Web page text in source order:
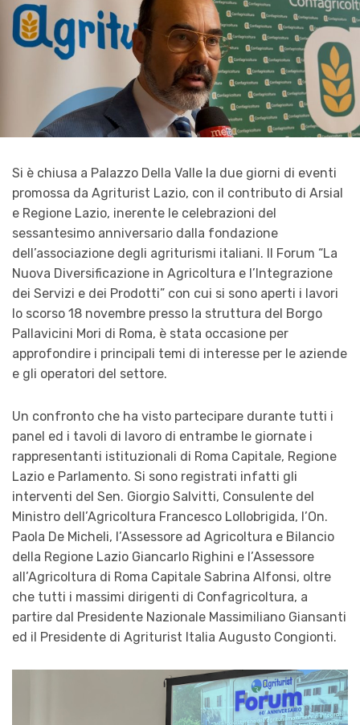
Si è chiusa a Palazzo Della Valle la due giorni di eventi
promossa da Agriturist Lazio, con il contributo di Arsial
e Regione Lazio, inerente le celebrazioni del
sessantesimo anniversario dalla fondazione
dell’associazione degli agriturismi italiani. Il Forum “La
Nuova Diversificazione in Agricoltura e l’Integrazione
dei Servizi e dei Prodotti” con cui si sono aperti i lavori
lo scorso 18 novembre presso la struttura del Borgo
Pallavicini Mori di Roma, è stata occasione per
approfondire i principali temi di interesse per le aziende
e gli operatori del settore.
Un confronto che ha visto partecipare durante tutti i
panel ed i tavoli di lavoro di entrambe le giornate i
rappresentanti istituzionali di Roma Capitale, Regione
Lazio e Parlamento. Si sono registrati infatti gli
interventi del Sen. Giorgio Salvitti, Consulente del
Ministro dell’Agricoltura Francesco Lollobrigida, l’On.
Paola De Micheli, l’Assessore ad Agricoltura e Bilancio
della Regione Lazio Giancarlo Righini e l’Assessore
all’Agricoltura di Roma Capitale Sabrina Alfonsi, oltre
che tutti i massimi dirigenti di Confagricoltura, a
partire dal Presidente Nazionale Massimiliano Giansanti
ed il Presidente di Agriturist Italia Augusto Congionti.